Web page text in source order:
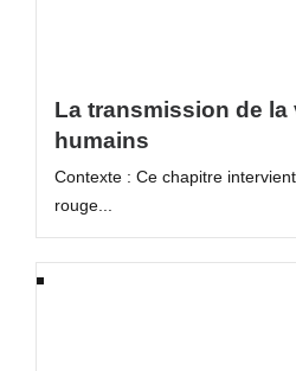
La transmission de la
humains
Contexte : Ce chapitre
rouge...